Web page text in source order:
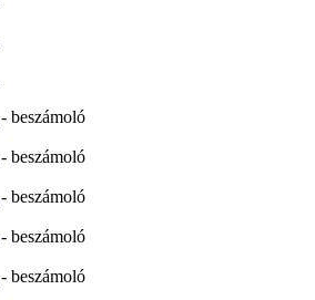
- beszámoló
- beszámoló
- beszámoló
- beszámoló
- beszámoló